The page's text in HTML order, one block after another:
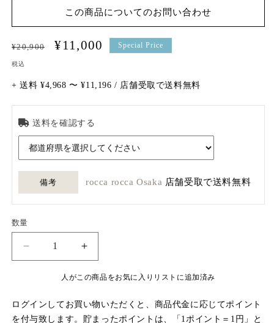
この商品についてのお問い合わせ
通
常
価
格
¥20,900
セ
ル
価
格
¥11,000 Special Price
税込
+ 送料 ¥4,968 〜 ¥11,196 / 店舗受取で送料無料
送料を確認する
備考 rocca rocca Osaka 店舗受取で送料無料
数
数量
ン
英
ヴ
ン
人がこの商品をお気に入りリストに追加済み
ログインしてお買い物いただくと、商品代金に応じてポイント
を付与致します。貯まったポイントは、「1ポイント＝1円」と